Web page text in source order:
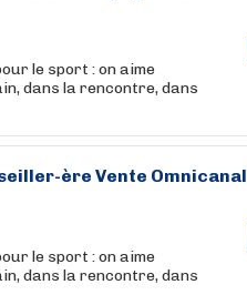
le sport : on aime
dans la rencontre, dans
ère Vente Omnicanal
le sport : on aime
dans la rencontre, dans